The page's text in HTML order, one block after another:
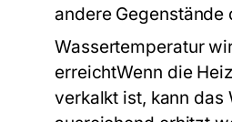
andere Gegenstände
Wassertemperatur
erreichtWenn die
verkalkt ist, kann das